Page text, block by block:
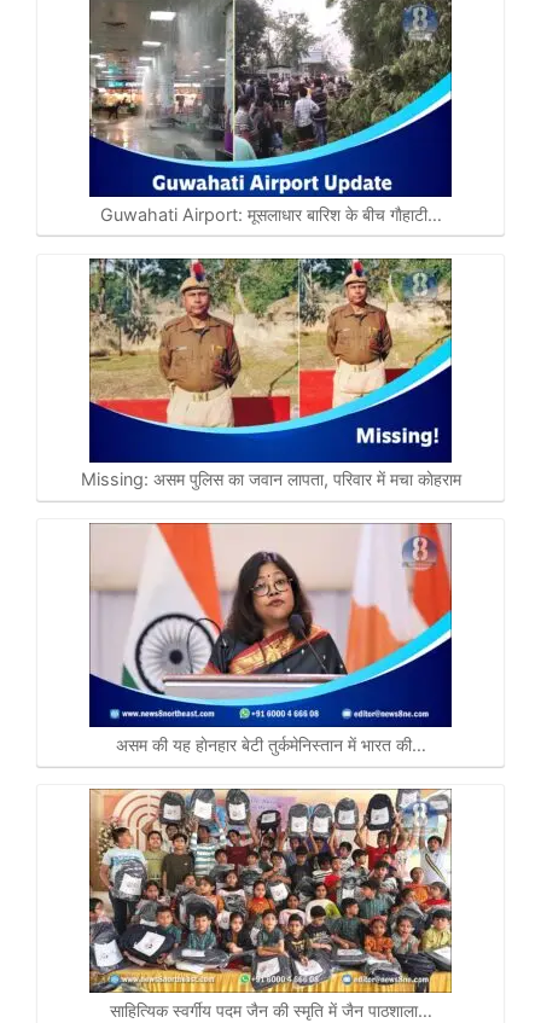
Guwahati Airport: मूसलाधार बारिश के बीच गाैहाटी…
Missing: असम पुलिस का जवान लापता, परिवार में मचा काेहराम
असम की यह हाेनहार बेटी तुर्कमेनिस्तान में भारत की…
साहित्यिक स्वर्गीय पदम जैन की स्मृति में जैन पाठशाला…